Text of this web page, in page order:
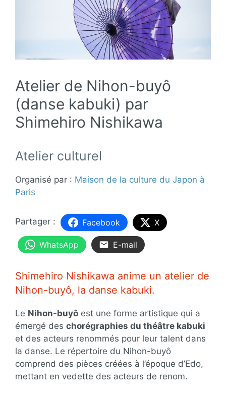
Atelier de Nihon-buyô
(danse kabuki) par
Shimehiro Nishikawa
Atelier culturel
Organisé par : Maison de la culture du Japon à
Paris
Facebook X
WhatsApp E-mail
Shimehiro Nishikawa anime un atelier de
Nihon-buyô, la danse kabuki.
Le Nihon-buyô est une forme artistique qui a
émergé des chorégraphies du théâtre kabuki
et des acteurs renommés pour leur talent dans
la danse. Le répertoire du Nihon-buyô
comprend des pièces créées à l’époque d’Edo,
mettant en vedette des acteurs de renom.